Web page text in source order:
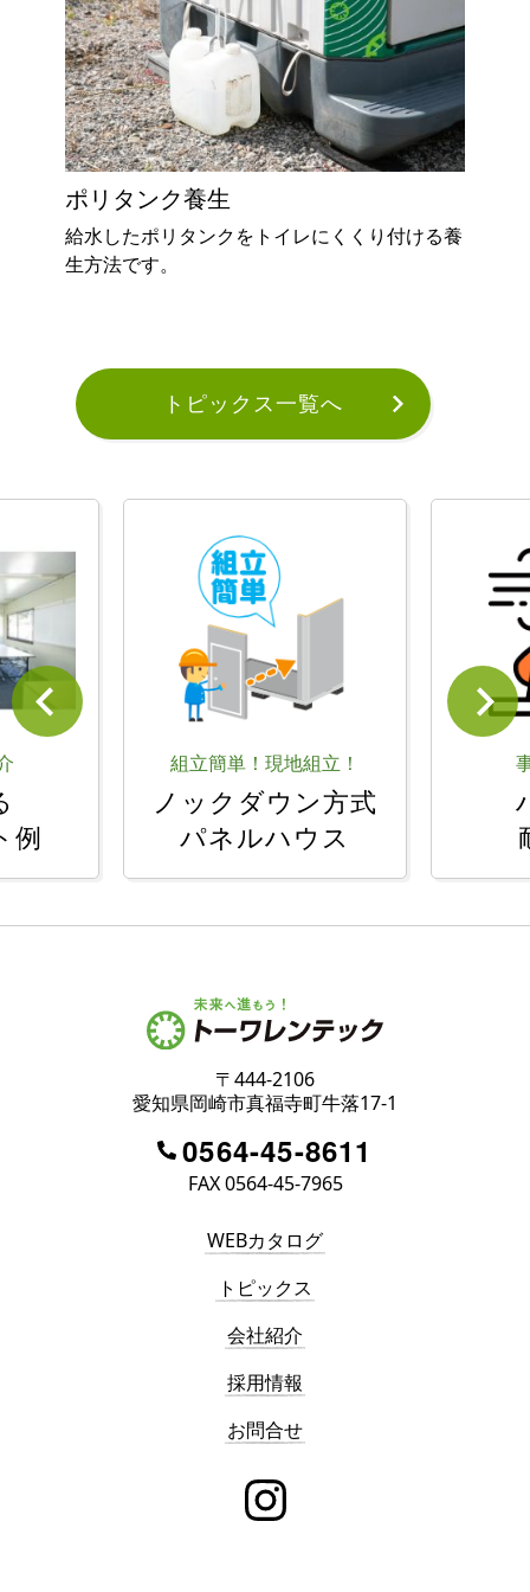
ポリタンク養生
給水したポリタンクをトイレにくくり付ける養
生方法です。
トピックス一覧へ
例
組立簡単！現地組立！
ノックダウン方式
パネルハウス
〒444-2106
愛知県岡崎市真福寺町牛落17-1
0564-45-8611
FAX 0564-45-7965
WEBカタログ
トピックス
会社紹介
採用情報
お問合せ
instagram